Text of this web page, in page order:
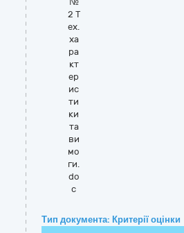
2 Т
ех.
ха
ра
кт
ер
ис
ти
ки
та
ви
мо
ги.
do
c
Тип документа: Критерії оцінки